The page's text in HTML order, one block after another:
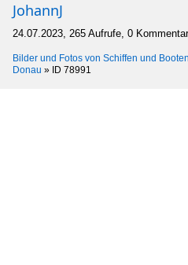
JohannJ
24.07.2023, 265 Aufrufe, 0
Bilder und Fotos von Schiffen und Booten
Donau » ID 78991